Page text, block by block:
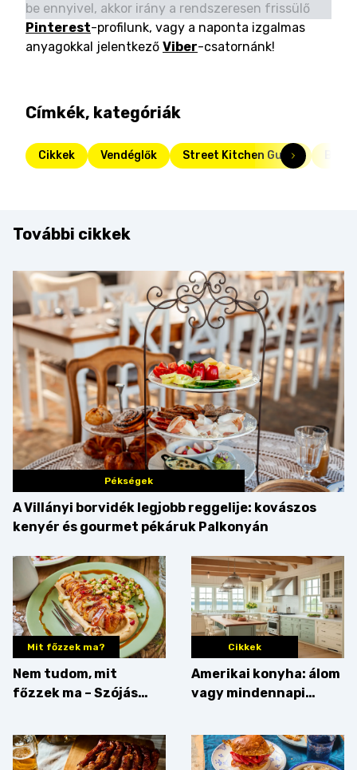
be ennyivel, akkor irány a rendszeresen frissülő
Pinterest-profilunk, vagy a naponta izgalmas
anyagokkal jelentkező Viber-csatornánk!
Címkék, kategóriák
Cikkek Vendéglők Street Kitchen Guide
További cikkek
Pékségek
A Villányi borvidék legjobb reggelije: kovászos
kenyér és gourmet pékáruk Palkonyán
Mit főzzek ma?
Nem tudom, mit
főzzek ma – Szójás
Cikkek
Amerikai konyha: álom
vagy mindennapi
az érveket